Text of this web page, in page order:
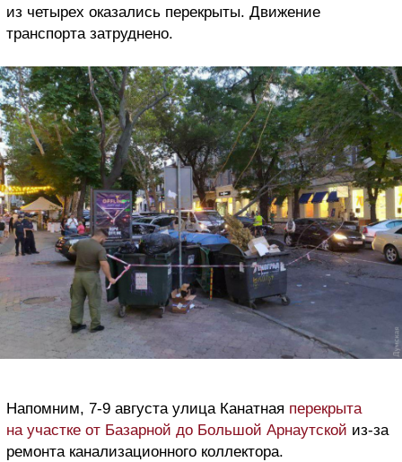
из четырех оказались перекрыты. Движение
транспорта затруднено.
Напомним, 7-9 августа улица Канатная перекрыта
на участке от Базарной до Большой Арнаутской из-за
ремонта канализационного коллектора.